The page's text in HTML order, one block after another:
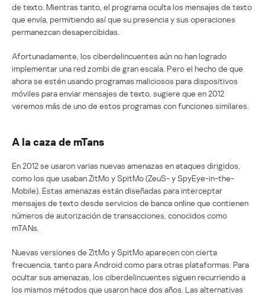
de texto. Mientras tanto, el programa oculta los mensajes de texto
que envía, permitiendo así que su presencia y sus operaciones
permanezcan desapercibidas.
Afortunadamente, los ciberdelincuentes aún no han logrado
implementar una red zombi de gran escala. Pero el hecho de que
ahora se estén usando programas maliciosos para dispositivos
móviles para enviar mensajes de texto, sugiere que en 2012
veremos más de uno de estos programas con funciones similares.
A la caza de mTans
En 2012 se usaron varias nuevas amenazas en ataques dirigidos,
como los que usaban ZitMo y SpitMo (ZeuS- y SpyEye-in-the-
Mobile). Estas amenazas están diseñadas para interceptar
mensajes de texto desde servicios de banca online que contienen
números de autorización de transacciones, conocidos como
mTANs.
Nuevas versiones de ZitMo y SpitMo aparecen con cierta
frecuencia, tanto para Android como para otras plataformas. Para
ocultar sus amenazas, los ciberdelincuentes siguen recurriendo a
los mismos métodos que usaron hace dos años. Las alternativas